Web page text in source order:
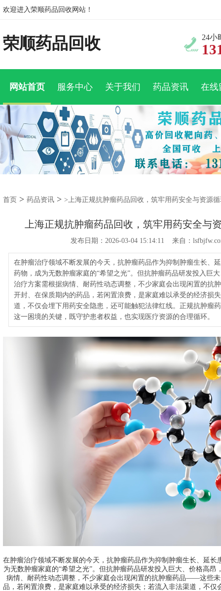
欢迎进入荣顺药品回收网站！
荣顺药品回收 24小
网站首页 服务中心 关于我们 药品资讯 在线
首页 > 药品资讯 > >上海正规抗肿瘤药品回收，筑牢用药安全与资源
上海正规抗肿瘤药品回收，筑牢用药安全与
发布日期：2026-03-04 15:14:11 来自：
在肿瘤治疗领域不断发展的今天，抗肿瘤药品作为抑制肿瘤生长、
药物，成为无数肿瘤家庭的“希望之光”。但抗肿瘤药品研发投入巨
治疗方案需根据病情、耐药性动态调整，不少家庭会出现闲置的
开封、在保质期内的药品，若闲置浪费，是家庭难以承受的经济损
道，不仅会埋下用药安全隐患，还可能触犯法律红线。正规抗肿瘤
这一困境的关键，既守护患者权益，也实现医疗资源的合理循环。
在肿瘤治疗领域不断发展的今天，抗肿瘤药品作为抑制肿瘤生长、延长
为无数肿瘤家庭的“希望之光”。但抗肿瘤药品研发投入巨大、价格高昂
病情、耐药性动态调整，不少家庭会出现闲置的抗肿瘤药品——这些
品，若闲置浪费，是家庭难以承受的经济损失；若流入非法渠道，不仅